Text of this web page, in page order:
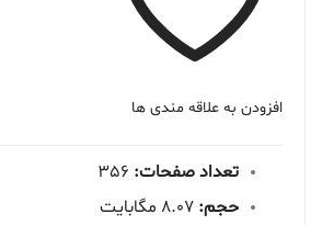
افزودن به علاقه مندی ها
تعداد صفحات: 356
حجم: